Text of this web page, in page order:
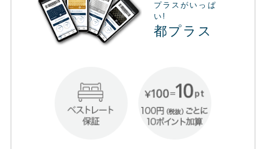
プラスがいっぱ
い!
都プラス